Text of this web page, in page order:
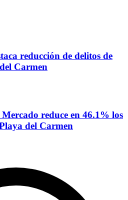
reducción de delitos de
Carmen
reduce en 46.1% los
del Carmen